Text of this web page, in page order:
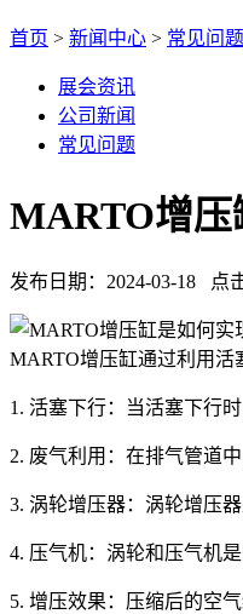
首页 > 新闻中心 > 常见问题
展会资讯
公司新闻
常见问题
MARTO增压
发布日期： 2024-03-18 点
MARTO增压缸通过利用活
1. 活塞下行：当活塞下行
2. 废气利用：在排气管道
3. 涡轮增压器：涡轮增压
4. 压气机：涡轮和压气机
5. 增压效果：压缩后的空